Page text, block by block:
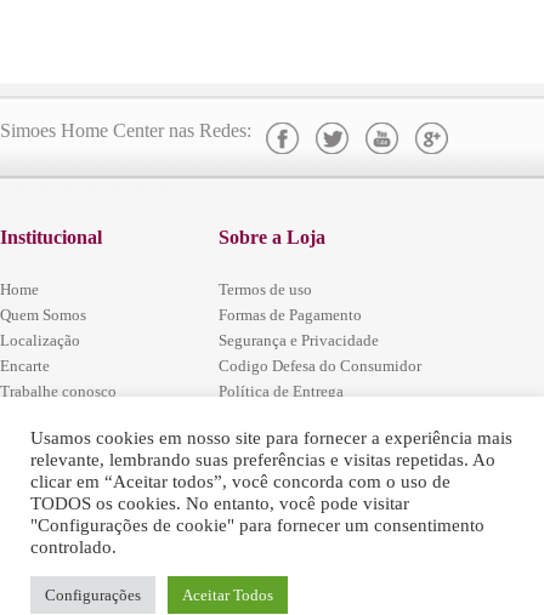
Usamos cookies em nosso site para fornecer a experiência mais
relevante, lembrando suas preferências e visitas repetidas. Ao
clicar em “Aceitar todos”, você concorda com o uso de
TODOS os cookies. No entanto, você pode visitar
"Configurações de cookie" para fornecer um consentimento
controlado.
Configurações Aceitar Todos
Simoes Home Center nas Redes:
Institucional
Home
Quem Somos
Localização
Encarte
Trabalhe conosco
Sobre a Loja
Termos de uso
Formas de Pagamento
Segurança e Privacidade
Codigo Defesa do Consumidor
Política de Entrega
Localização
Estrada Rio / São Paulo, (BR-
465) Km54 - Santa Sofia -
Seropédica - RJ
Antes do pedágio, entre o Arco
Tel: (21) 96417-9601
WhatsApp: (21) 96416-8425
Simões Home Center - © 2016 - Todos
os Direitos Reservados.